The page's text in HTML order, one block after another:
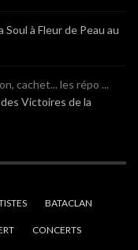
Soul à Fleur de Peau au
cachet... les répo ...
Victoires de la
BATACLAN
CONCERTS